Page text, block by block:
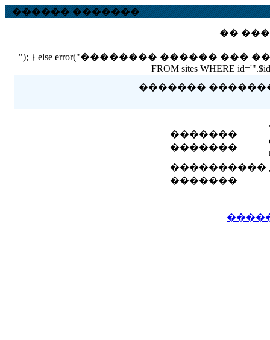
������ �������
��
"); } else error("�������� ������ ��� ������
FROM sites WHERE
�������
�������
�������
����������
�������